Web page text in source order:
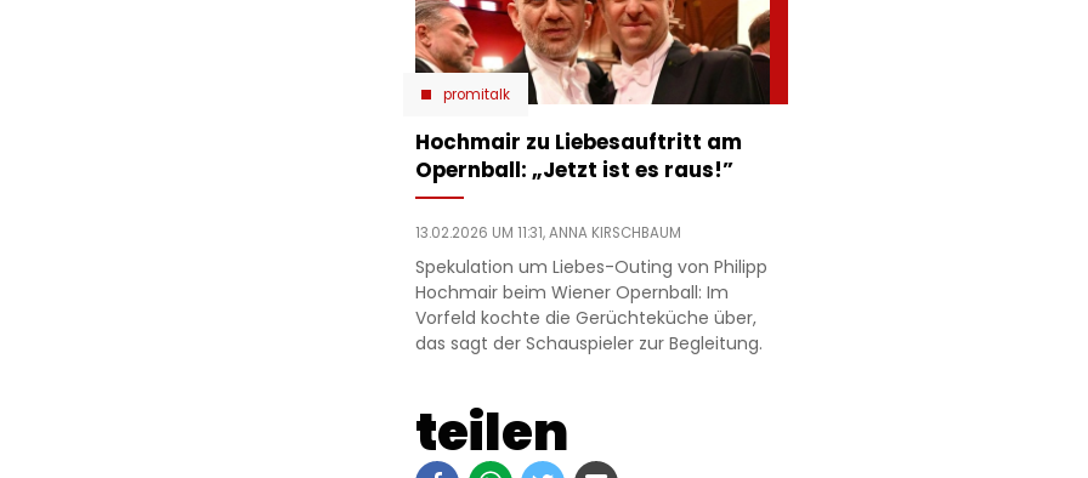
teilen
promitalk
Hochmair zu Liebesauftritt am
Opernball: „Jetzt ist es raus!”
13.02.2026 UM 11:31,ANNA KIRSCHBAUM
Spekulation um Liebes-Outing von Philipp
Hochmair beim Wiener Opernball: Im
Vorfeld kochte die Gerüchteküche über,
das sagt der Schauspieler zur Begleitung.